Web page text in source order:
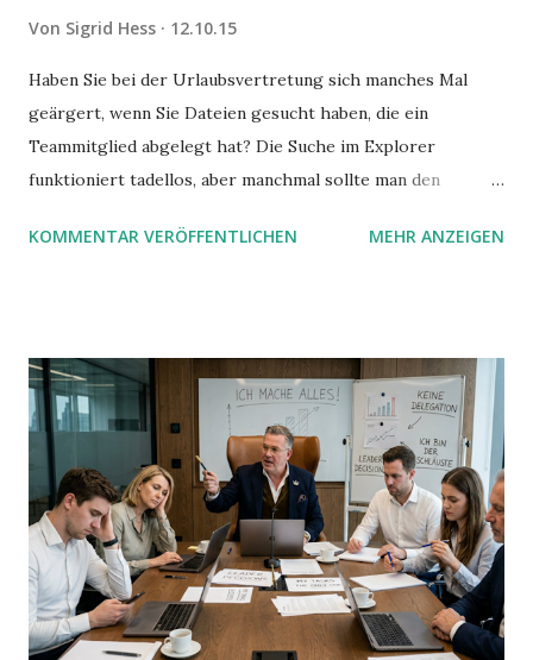
Von Sigrid Hess 12.10.15
Haben Sie bei der Urlaubsvertretung sich manches Mal
geärgert, wenn Sie Dateien gesucht haben, die ein
Teammitglied abgelegt hat? Die Suche im Explorer
funktioniert tadellos, aber manchmal sollte man den
mit UND oder ODER oder NICHT... Das geht so einfach,
KOMMENTAR VERÖFFENTLICHEN MEHR ANZEIGEN